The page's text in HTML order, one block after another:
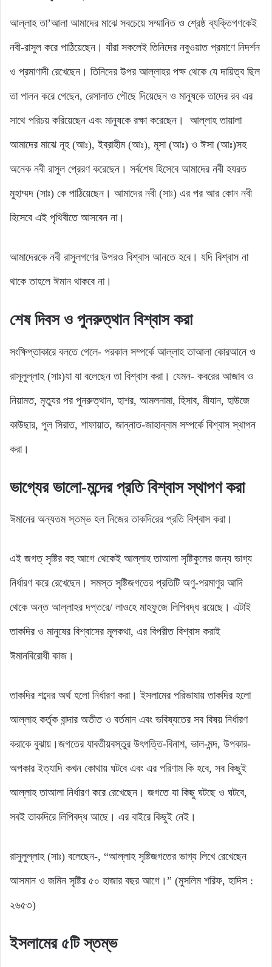
আল্লাহ তা’আলা আমাদের মাঝে সবচেয়ে সম্মানিত ও শ্রেষ্ঠ ব্যক্তিগণকেই
নবী-রাসুল করে পাঠিয়েছেন। যাঁরা সকলেই তিনিদের নবুওয়াত প্রমাণে নিদর্শন
ও প্রমাণাদী রেখেছেন। তিনিদের উপর আল্লাহর পক্ষ থেকে যে দায়িত্ব ছিল
তা পালন করে গেছেন, রেসালাত পৌছে দিয়েছেন ও মানুষকে তাদের রব এর
সাথে পরিচয় করিয়েছেন এবং মানুষকে রক্ষা করেছেন। আল্লাহ তায়ালা
আমাদের মাঝে নূহ (আঃ), ইব্রাহীম (আঃ), মূসা (আঃ) ও ঈসা (আঃ)সহ
অনেক নবী রাসুল প্রেরণ করেছেন। সর্বশেষ হিসেবে আমাদের নবী হযরত
মুহাম্মদ (সাঃ) কে পাঠিয়েছেন। আমাদের নবী (সাঃ) এর পর আর কোন নবী
হিসেবে এই পৃথিবীতে আসবেন না।
আমাদেরকে নবী রাসুলগণের উপরও বিশ্বাস আনতে হবে। যদি বিশ্বাস না
থাকে তাহলে ঈমান থাকবে না।
শেষ দিবস ও পুনরুত্থান বিশ্বাস করা
সংক্ষিপ্তাকারে বলতে গেলে- পরকাল সম্পর্কে আল্লাহ তাআলা কোরআনে ও
রাসূলুল্লাহ (সাঃ)যা যা বলেছেন তা বিশ্বাস করা। যেমন- কবরের আজাব ও
নিয়ামত, মৃত্যুর পর পুনরুত্থান, হাশর, আমলনামা, হিসাব, মীযান, হাউজে
কাউছার, পুল সিরাত, শাফায়াত, জান্নাত-জাহান্নাম সম্পর্কে বিশ্বাস স্থাপন
করা।
ভাগ্যের ভালো-মন্দের প্রতি বিশ্বাস স্থাপণ করা
ঈমানের অন্যতম স্তম্ভ হল নিজের তাকদিরের প্রতি বিশ্বাস করা।
এই জগত্ সৃষ্টির বহু আগে থেকেই আল্লাহ তাআলা সৃষ্টিকুলের জন্য ভাগ্য
নির্ধারণ করে রেখেছেন। সমস্ত সৃষ্টিজগতের প্রতিটি অণু-পরমাণুর আদি
থেকে অন্ত আল্লাহর দপ্তরে/ লাওহে মাহফুজে লিপিবদ্ধ রয়েছে। এটাই
তাকদির ও মানুষের বিশ্বাসের মূলকথা, এর বিপরীত বিশ্বাস করাই
ঈমানবিরোধী কাজ।
তাকদির শব্দের অর্থ হলো নির্ধারণ করা। ইসলামের পরিভাষায় তাকদির হলো
আল্লাহ কর্তৃক বান্দার অতীত ও বর্তমান এবং ভবিষ্যতের সব বিষয় নির্ধারণ
করাকে বুঝায়।জগতের যাবতীয়বস্তুর উৎপত্তি-বিনাশ, ভাল-মন্দ, উপকার-
অপকার ইত্যাদি কখন কোথায় ঘটবে এবং এর পরিণাম কি হবে, সব কিছুই
আল্লাহ তাআলা নির্ধারণ করে রেখেছেন। জগতে যা কিছু ঘটছে ও ঘটবে,
সবই তাকদিরে লিপিবদ্ধ আছে। এর বাইরে কিছুই নেই।
রাসুলুল্লাহ (সাঃ) বলেছেন-, “আল্লাহ সৃষ্টিজগতের ভাগ্য লিখে রেখেছেন
আসমান ও জমিন সৃষ্টির ৫০ হাজার বছর আগে।” (মুসলিম শরিফ, হাদিস :
২৬৫৩)
ইসলামের ৫টি স্তম্ভ